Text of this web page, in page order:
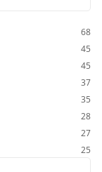
68
45
45
37
35
28
27
25